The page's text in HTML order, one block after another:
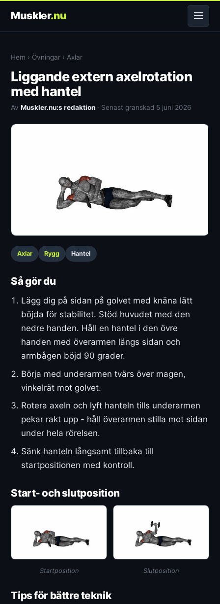
Muskler.nu
Hem › Övningar › Axlar
Liggande extern axelrotation
med hantel
AvMuskler.nu:s redaktion · Senast granskad 5 juni 2026
Axlar Rygg Hantel
Så gör du
Lägg dig på sidan på golvet med knäna lätt
böjda för stabilitet. Stöd huvudet med den
nedre handen. Håll en hantel i den övre
handen med överarmen längs sidan och
armbågen böjd 90 grader.
Börja med underarmen tvärs över magen,
vinkelrät mot golvet.
Rotera axeln och lyft hanteln tills underarmen
pekar rakt upp - håll överarmen stilla mot sidan
under hela rörelsen.
Sänk hanteln långsamt tillbaka till
startpositionen med kontroll.
Start- och slutposition
Startposition Slutposition
Tips för bättre teknik